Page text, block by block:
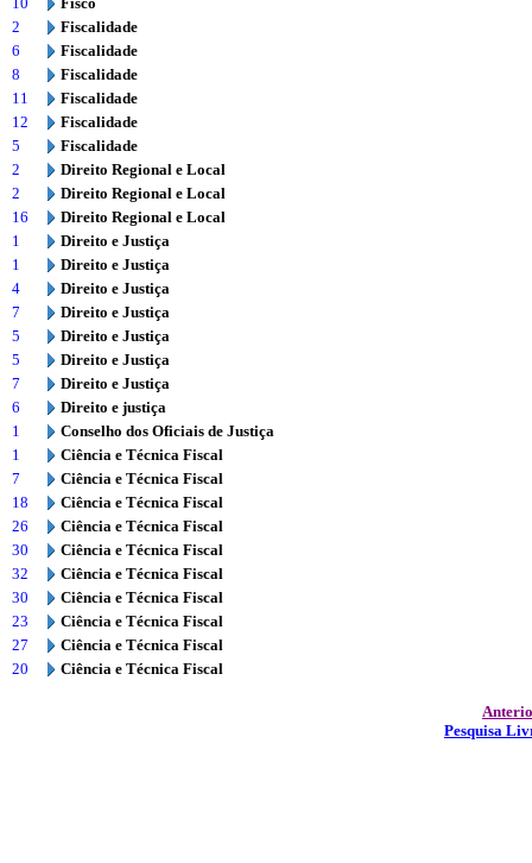
2
Fiscalidade
6
Fiscalidade
8
Fiscalidade
11
Fiscalidade
12
Fiscalidade
5
Fiscalidade
2
Direito Regional e Local
2
Direito Regional e Local
16
Direito Regional e Local
1
Direito e Justiça
1
Direito e Justiça
4
Direito e Justiça
7
Direito e Justiça
5
Direito e Justiça
5
Direito e Justiça
7
Direito e Justiça
6
Direito e justiça
1
Conselho dos Oficiais de Justiça
1
Ciência e Técnica Fiscal
7
Ciência e Técnica Fiscal
18
Ciência e Técnica Fiscal
26
Ciência e Técnica Fiscal
30
Ciência e Técnica Fiscal
32
Ciência e Técnica Fiscal
30
Ciência e Técnica Fiscal
23
Ciência e Técnica Fiscal
27
Ciência e Técnica Fiscal
20
Ciência e Técnica Fiscal
Pesquisa